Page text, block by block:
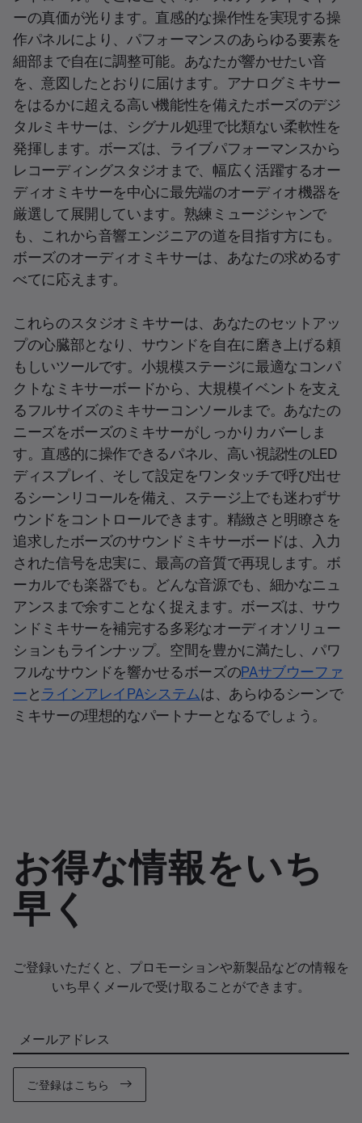
ーの真価が光ります。直感的な操作性を実現する操
作パネルにより、パフォーマンスのあらゆる要素を
細部まで自在に調整可能。あなたが響かせたい音
を、意図したとおりに届けます。アナログミキサー
をはるかに超える高い機能性を備えたボーズのデジ
タルミキサーは、シグナル処理で比類ない柔軟性を
発揮します。ボーズは、ライブパフォーマンスから
レコーディングスタジオまで、幅広く活躍するオー
ディオミキサーを中心に最先端のオーディオ機器を
厳選して展開しています。熟練ミュージシャンで
も、これから音響エンジニアの道を目指す方にも。
ボーズのオーディオミキサーは、あなたの求めるす
べてに応えます。
これらのスタジオミキサーは、あなたのセットアッ
プの心臓部となり、サウンドを自在に磨き上げる頼
もしいツールです。小規模ステージに最適なコンパ
クトなミキサーボードから、大規模イベントを支え
るフルサイズのミキサーコンソールまで。あなたの
ニーズをボーズのミキサーがしっかりカバーしま
す。直感的に操作できるパネル、高い視認性のLED
ディスプレイ、そして設定をワンタッチで呼び出せ
るシーンリコールを備え、ステージ上でも迷わずサ
ウンドをコントロールできます。精緻さと明瞭さを
追求したボーズのサウンドミキサーボードは、入力
された信号を忠実に、最高の音質で再現します。ボ
ーカルでも楽器でも。どんな音源でも、細かなニュ
アンスまで余すことなく捉えます。ボーズは、サウ
ンドミキサーを補完する多彩なオーディオソリュー
ションもラインナップ。空間を豊かに満たし、パワ
フルなサウンドを響かせるボーズのPAサブウーファ
ーと ラインアレイPAシステムは、あらゆるシーンで
ミキサーの理想的なパートナーとなるでしょう。
お得な情報をいち
早く
ご登録いただくと、プロモーションや新製品などの情報を
いち早くメールで受け取ることができます。
メールアドレス
ご登録はこちら